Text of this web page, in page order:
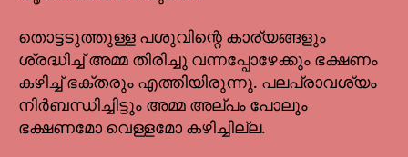
തൊട്ടടുത്തുള്ള പശുവിന്റെ കാര്യങ്ങളും
ശ്രദ്ധിച്ച് അമ്മ തിരിച്ചു വന്നപ്പോഴേക്കും ഭക്ഷണം
കഴിച്ച് ഭക്തരും എത്തിയിരുന്നു. പലപ്രാവശ്യം
നിർബന്ധിച്ചിട്ടും അമ്മ അല്പം പോലും
ഭക്ഷണമോ വെള്ളമോ കഴിച്ചില്ല.